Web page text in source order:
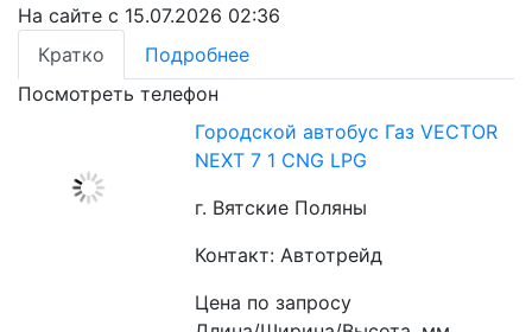
На сайте с 15.07.2026 02:36
Кратко
Подробнее
Посмотреть телефон
Городской автобус Газ VECTOR
NEXT 7 1 CNG LPG
г. Вятские Поляны
Контакт: Автотрейд
Цена по запросу